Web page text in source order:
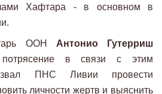
Хафтара - в основном в
ООН Антонио Гутерриш
потрясение в связи с этим
ПНС Ливии провести
личности жертв и выяснить